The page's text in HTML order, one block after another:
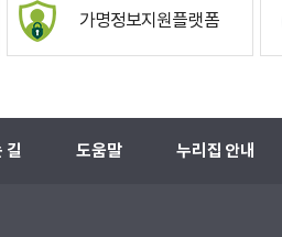
가명정보지원플랫폼
길 도움말 누리집 안내